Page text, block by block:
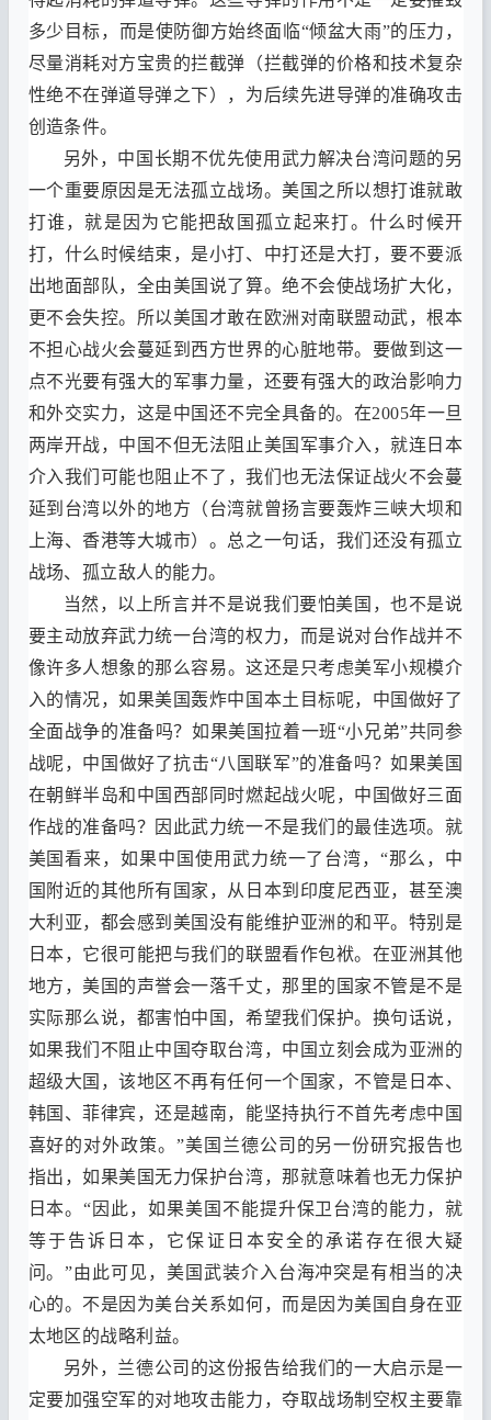
多少目标， 而是使防御方始终面临“倾盆大雨”的压力 ，
尽量消耗对方宝贵的拦截弹 （拦截弹的价格和技术复杂
性绝不在弹道导弹之下 ）， 为后续先进导弹的准确攻击
创造条件。
另外， 中国长期不优先使用武力解决台湾问题的另
一个重要原因是无法孤立战场。 美国之所以想打谁就敢
打谁 ， 就是因为它能把敌国孤立起来打 。 什么时候开
打
， 什么时候结束 ， 是小打 、 中打还是大打 ，要不要派
出地面部队， 全由美国说了算。绝不会使战场扩大化，
更不会失控。 所以美国才敢在欧洲对南联盟动武，根本
不担心战火会蔓延到西方世界的心脏地带。 要做到这一
点不光要有强大的军事力量 ， 还要有强大的政治影响力
和外交实力， 这是中国还不完全具备的。 在2005年一旦
两岸开战， 中国不但无法阻止美国军事介入， 就连日本
介入我们可能也阻止不了 ，我们也无法保证战火不会蔓
延到台湾以外的地方 （ 台湾就曾扬言要轰炸三峡大坝和
上海、 香港等大城市）。 总之一句话， 我们还没有孤立
战场、 孤立敌人的能力。
当然， 以上所言并不是说我们要怕美国 ，也不是说
要主动放弃武力统一台湾的权力， 而是说对台作战并不
像许多人想象的那么容易。这还是只考虑美军小规模介
入的情况，如果美国轰炸中国本土目标呢， 中国做好了
全面战争的准备吗？ 如果美国拉着一班“小兄弟”共同参
战呢， 中国做好了抗击“八国联军”的准备吗？如果美国
在朝鲜半岛和中国西部同时燃起战火呢， 中国做好三面
作战的准备吗？ 因此武力统一不是我们的最佳选项。 就
美国看来，如果中国使用武力统一了台湾，“那么 ， 中
国附近的其他所有国家 ， 从日本到印度尼西亚， 甚至澳
大利亚， 都会感到美国没有能维护亚洲的和平。 特别是
日本， 它很可能把与我们的联盟看作包袱。 在亚洲其他
地方 ， 美国的声誉会一落千丈 ， 那里的国家不管是不是
实际那么说， 都害怕中国 ，希望我们保护。 换句话说，
如果我们不阻止中国夺取台湾， 中国立刻会成为亚洲的
超级大国 ，该地区不再有任何一个国家 ， 不管是日本、
韩国 、菲律宾 ，还是越南， 能坚持执行不首先考虑中国
喜好的对外政策。”美国兰德公司的另一份研究报告也
指出 ，如果美国无力保护台湾， 那就意味着也无力保护
日本。“ 因此，如果美国不能提升保卫台湾的能力 ， 就
等于告诉日本 ， 它保证日本安全的承诺存在很大疑
问。”由此可见 ， 美国武装介入台海冲突是有相当的决
心的。 不是因为美台关系如何 ， 而是因为美国自身在亚
太地区的战略利益。
另外， 兰德公司的这份报告给我们的一大启示是一
定要加强空军的对地攻击能力 ，夺取战场制空权主要靠